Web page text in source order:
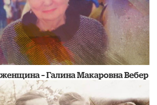
– Галина Макаровна Вебер